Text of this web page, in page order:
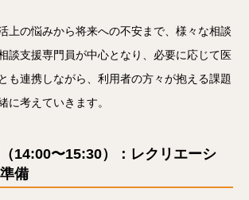
上の悩みから将来への不安まで、様々な相談
談支援専門員が中心となり、必要に応じて医
も連携しながら、利用者の方々が抱える課題
に考えていきます。
14:00〜15:30）：レクリエーシ
備